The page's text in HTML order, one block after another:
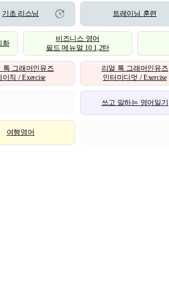
기초 리스닝 트레이닝 훈련
화
비즈니스 영어
필드 메뉴얼 10 1,2탄
톡 그래머인유즈
이직 / Exercise
리얼 톡 그래머인유즈
인터미디엇 / Exercise
쓰고 말하는 영어일기
여행영어